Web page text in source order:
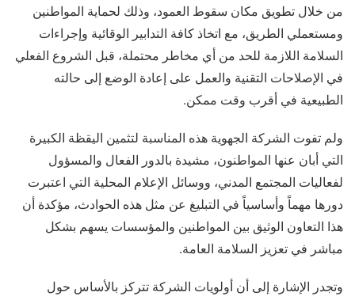
من خلال تطويق مكان سقوط العمود، وذلك لحماية المواطنين
ومستعملي الطريق، مع اتخاذ كافة التدابير الوقائية وإجراءات
السلامة اللازمة للحد من أي مخاطر محتملة، قبل الشروع الفعلي
في الإصلاحات التقنية والعمل على إعادة الوضع إلى حالته
الطبيعية في أقرب وقت ممكن.
ولم تفوت الشركة الجهوية هذه المناسبة لتثمين اليقظة الكبيرة
التي أبان عنها المواطنون، مشيدة بالدور الفعال والمسؤول
لفعاليات المجتمع المدني، ووسائل الإعلام المحلية التي اعتبرت
دورها مهماً وأساسياً في التبليغ عن مثل هذه الحوادث، مؤكدة أن
هذا التعاون الوثيق بين المواطنين والمؤسسات يسهم بشكل
مباشر في تعزيز السلامة العامة.
وتجدر الإشارة إلى أن أولويات الشركة تتركز بالأساس حول